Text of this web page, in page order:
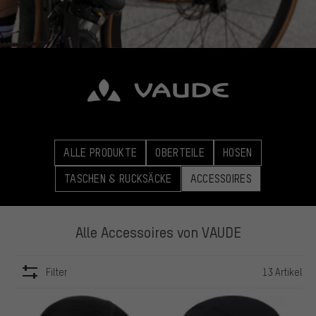
ALLE PRODUKTE OBERTEILE
HOSEN
TASCHEN & RUCKSÄCKE
ACCESSOIRES
Alle Accessoires von VAUDE
Filter 13 Artikel